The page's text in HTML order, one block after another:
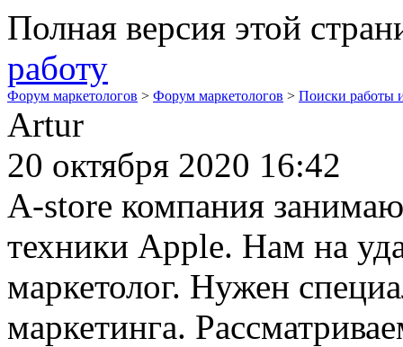
Полная версия этой
работу
Форум маркетологов > Форум маркетологов > Поиски работы
Artur
20 октября 2020 16:42
A-store компания
техники Apple. Нам на
маркетолог. Нужен
маркетинга.